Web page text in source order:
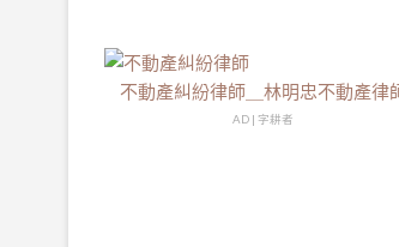
不動產糾紛律師＿林明忠不動產律
AD | 字耕者